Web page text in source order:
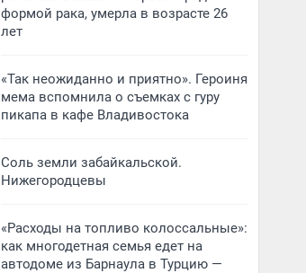
формой рака, умерла в возрасте 26
лет
«Так неожиданно и приятно». Героиня
мема вспомнила о съемках с гуру
пикапа в кафе Владивостока
Соль земли забайкальской.
Нижегородцевы
«Расходы на топливо колоссальные»:
как многодетная семья едет на
автодоме из Барнаула в Турцию —